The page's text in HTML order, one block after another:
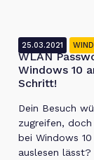
25.03.2021
WLAN
Windows 10
Schritt!
Dein Besuch
zugreifen,
bei Windows
auslesen